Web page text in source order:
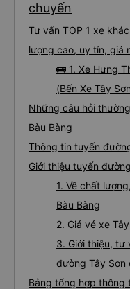
chuyến
Tư vấn TOP 1 xe
lượng cao, uy tín, giá
🚌 1. Xe Hưng
(Bến Xe Tây
Những câu hỏi
Bàu Bàng
Thông tin tuyến
Giới thiệu tuyến
1. Về chất
Bàu Bàng
2. Giá vé xe
3. Giới thiệu, tư
đường Tây Sơn
Bảng tổng hợp thông